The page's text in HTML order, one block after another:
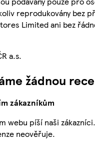
reprodukovány bez
Limited ani bez
a.s.
žádnou
zákazníkům
webu píší naši
neověřuje.